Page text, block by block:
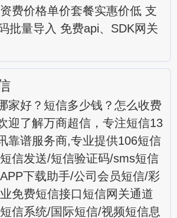
费价格单价套餐实惠价低 支
批量导入 免费api、SDK网关
家好？短信多少钱？怎么收费
迎了解万商超信，专注短信13
靠谱服务商,专业提供106短信
信发送/短信验证码/sms短信
下载助手/公司会员短信/彩
免费短信接口短信网关通道
信系统/国际短信/视频短信息